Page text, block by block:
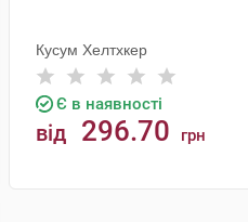
Кусум Хелтхкер
Є в наявності
від 296.70 грн